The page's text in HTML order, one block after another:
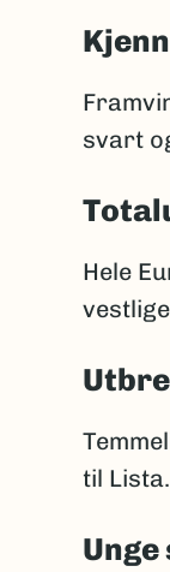
svart
Hele
til Lista.